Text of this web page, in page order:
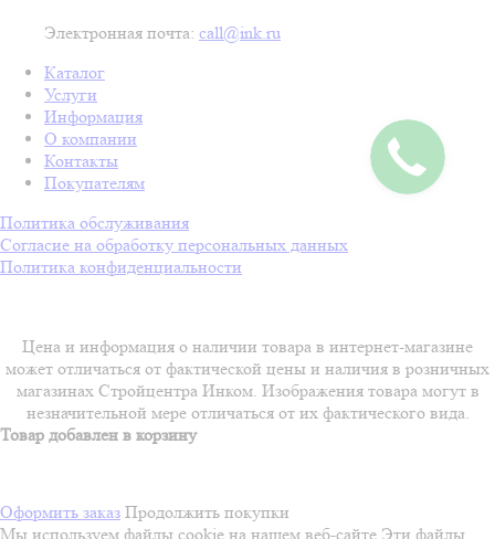
Электронная почта: call@ink.ru
Каталог
Услуги
Информация
О компании
Контакты
Покупателям
Политика обслуживания
Согласие на обработку персональных данных
Политика конфиденциальности
Цена и информация о наличии товара в интернет-магазине
может отличаться от фактической цены и наличия в розничных
магазинах Стройцентра Инком. Изображения товара могут в
незначительной мере отличаться от их фактического вида.
Товар добавлен в корзину
Оформить заказ Продолжить покупки
Мы используем файлы cookie на нашем веб-сайте Эти файлы